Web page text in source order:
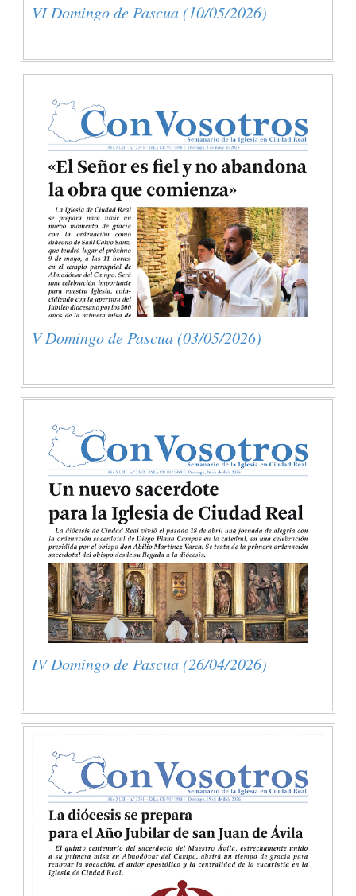
VI Domingo de Pascua (10/05/2026)
V Domingo de Pascua (03/05/2026)
IV Domingo de Pascua (26/04/2026)